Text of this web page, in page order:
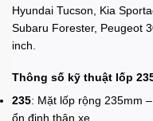
Hyundai Tucson, Kia
Subaru Forester, Peugeot
inch.
Thông số kỹ thuật lốp
235: Mặt lốp rộng 235mm
ổn định thân xe.